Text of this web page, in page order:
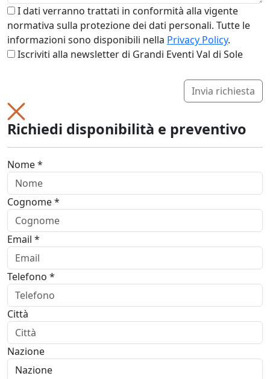
I dati verranno trattati in conformità alla vigente
normativa sulla protezione dei dati personali. Tutte le
informazioni sono disponibili nella Privacy Policy.
Iscriviti alla newsletter di Grandi Eventi Val di Sole
Invia richiesta
Richiedi disponibilità e preventivo
Nome *
Cognome *
Email *
Telefono *
Città
Nazione